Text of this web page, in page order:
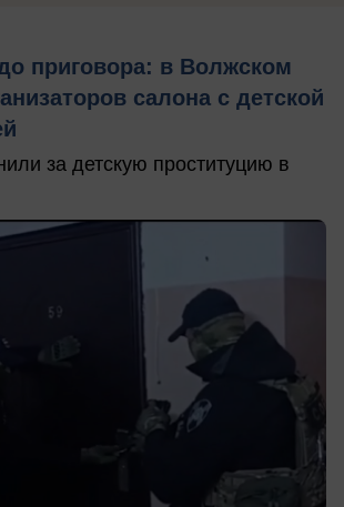
приговора: в Волжском
салона с детской
за детскую проституцию в